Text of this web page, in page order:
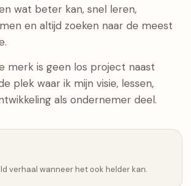
wat beter kan, snel leren,
en altijd zoeken naar de meest
merk is geen los project naast
plek waar ik mijn visie, lessen,
als ondernemer deel.
verhaal wanneer het ook helder kan.